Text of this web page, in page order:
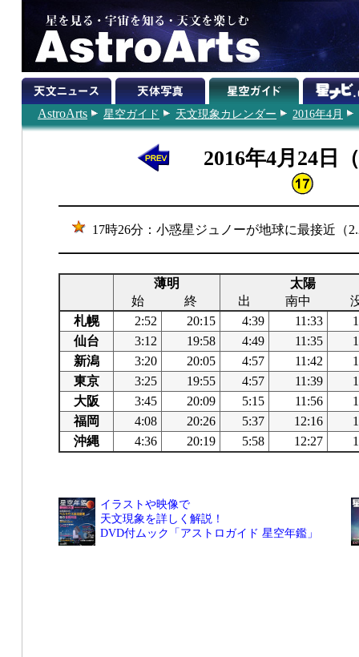
AstroArts 星空ガイド 天文現象カレンダー 2016年4月
2016年4月24日
17時26分：小惑星ジュノーが地球に最接近（
薄明
太陽
始
終 出 南中
札幌
2:52 20:15 4:39 11:33
仙台
3:12 19:58 4:49 11:35
新潟
3:20 20:05 4:57 11:42
東京
3:25 19:55 4:57 11:39
大阪
3:45 20:09 5:15 11:56
福岡
4:08 20:26 5:37 12:16
沖縄
4:36 20:19 5:58 12:27
イラストや映像で
天文現象を詳しく解説！
DVD付ムック「アストロガイド 星空年鑑」